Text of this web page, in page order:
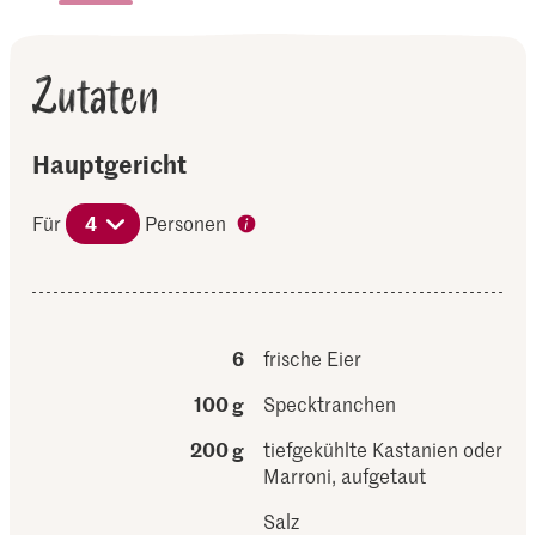
Zutaten
Hauptgericht
Für 4 Personen
6
frische Eier
100 g
Specktranchen
200 g
tiefgekühlte Kastanien oder
Marroni, aufgetaut
Salz